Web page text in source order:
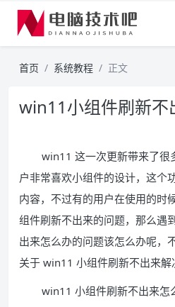
首页 系统教程 正文
win11小组件刷新不
win11 这一次更新带来了很
户非常喜欢小组件的设计，这个
内容，不过有的用户在使用的时
组件刷新不出来的问题，那么遇
出来怎么办的问题该怎么办呢，
关于 win11 小组件刷新不出来解
win11 小组件刷新不出来怎